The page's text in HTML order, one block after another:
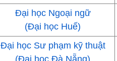
Đại học Ngoại ngữ
(Đại học Huế)
Đại học Sư phạm kỹ thuật